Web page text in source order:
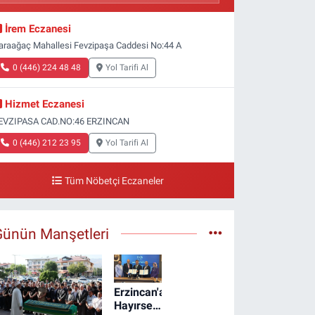
İrem Eczanesi
Mahallesi Fevzipaşa Caddesi No:44 A
0 (446) 224 48 48 Yol Tarifi Al
Hizmet Eczanesi
CAD.NO:46 ERZINCAN
0 (446) 212 23 95 Yol Tarifi Al
Tüm Nöbetçi Eczaneler
Manşetleri
Erzincan'a
Hayırsever